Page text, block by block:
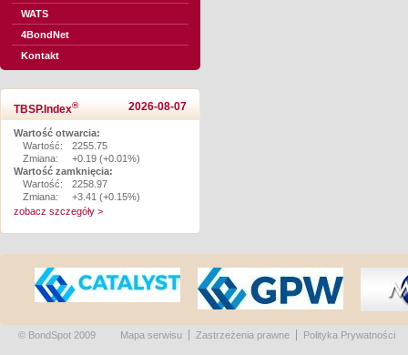
WATS
4BondNet
Kontakt
TBSP.Index® 2026-08-07
Wartość otwarcia:
Wartość:
2255.75
Zmiana:
+0.19 (+0.01%)
Wartość zamknięcia:
Wartość:
2258.97
Zmiana:
+3.41 (+0.15%)
zobacz szczegóły >
© BondSpot 2009 Mapa serwisu Zastrzeżenia prawne Polityka Prywatności